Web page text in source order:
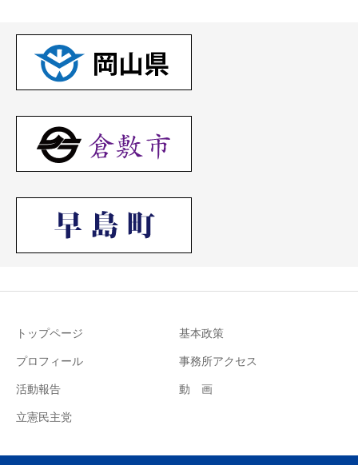
トップページ
基本政策
プロフィール
事務所アクセス
活動報告
動 画
立憲民主党